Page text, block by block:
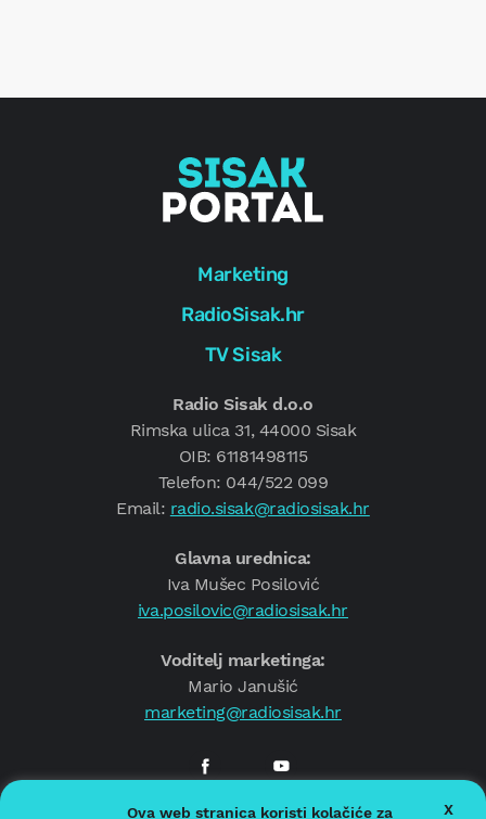
Marketing
RadioSisak.hr
TV Sisak
Radio Sisak d.o.o
Rimska ulica 31, 44000 Sisak
OIB: 61181498115
Telefon: 044/522 099
Email: radio.sisak@radiosisak.hr
Glavna urednica:
Iva Mušec Posilović
iva.posilovic@radiosisak.hr
Voditelj marketinga:
Mario Janušić
marketing@radiosisak.hr
Ova web stranica koristi kolačiće za X